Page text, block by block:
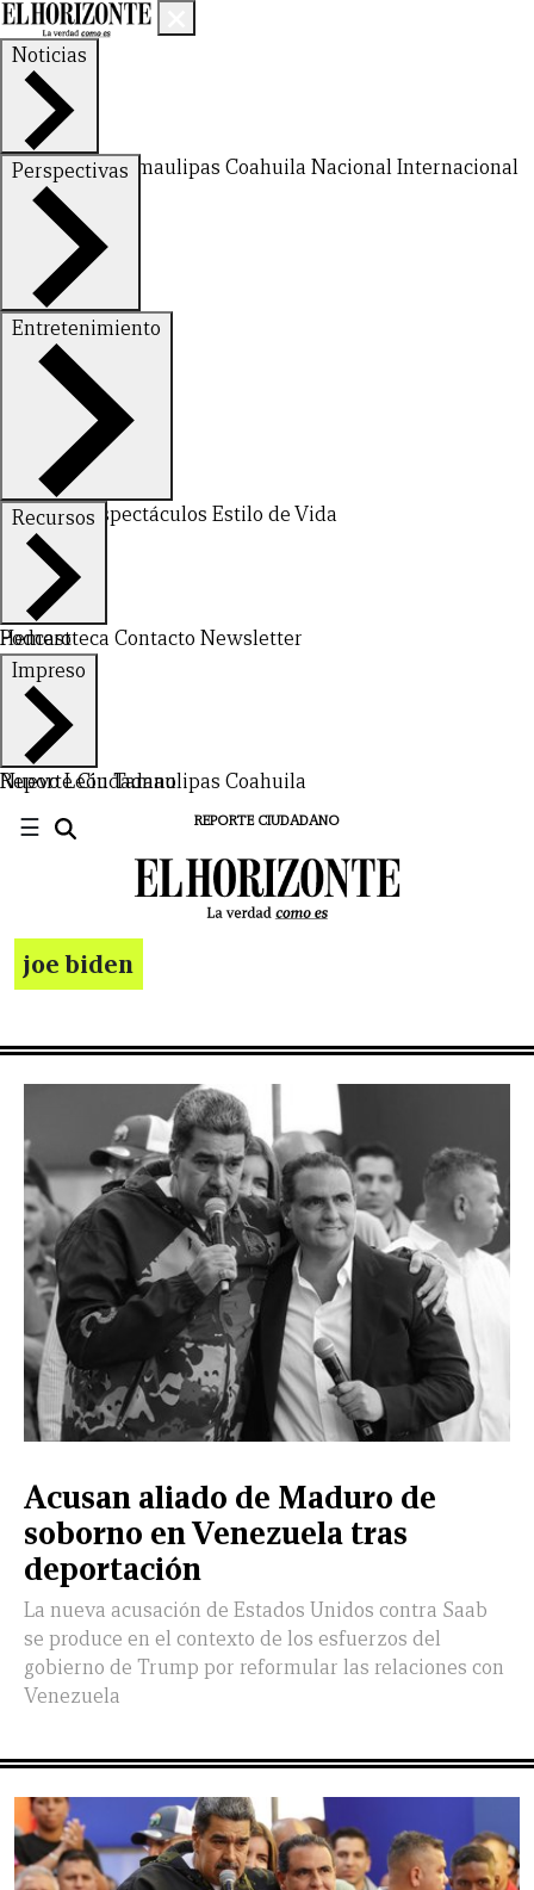
Noticias
Nuevo LeónTamaulipas Coahuila NacionalInternacional
Perspectivas
FinanzasOpinión
Entretenimiento
DeportesEspectáculos Estilo de Vida
Recursos
Hemeroteca Contacto Newsletter
Podcast
Impreso
Nuevo LeónTamaulipas Coahuila
Reporte Ciudadano
☰ REPORTE CIUDADANO
CERRAR
X
NUEVO
LEÓN
TAMAULIPAS
COAHUILA
NACIONAL
INTERNACIONAL
FINANZAS
OPINIÓN
DEPORTES
ESPECTÁCULOS
TENDENCIA
ESTILO
DE
VIDA
PODCAST
CONTACTO
NEWSLETTER
HEMEROTECA
SUPLEMENTOS
joe biden
Acusan aliado de Maduro de
soborno en Venezuela tras
deportación
La nueva acusación de Estados Unidos contra Saab
se produce en el contexto de los esfuerzos del
gobierno de Trump por reformular las relaciones con
Venezuela